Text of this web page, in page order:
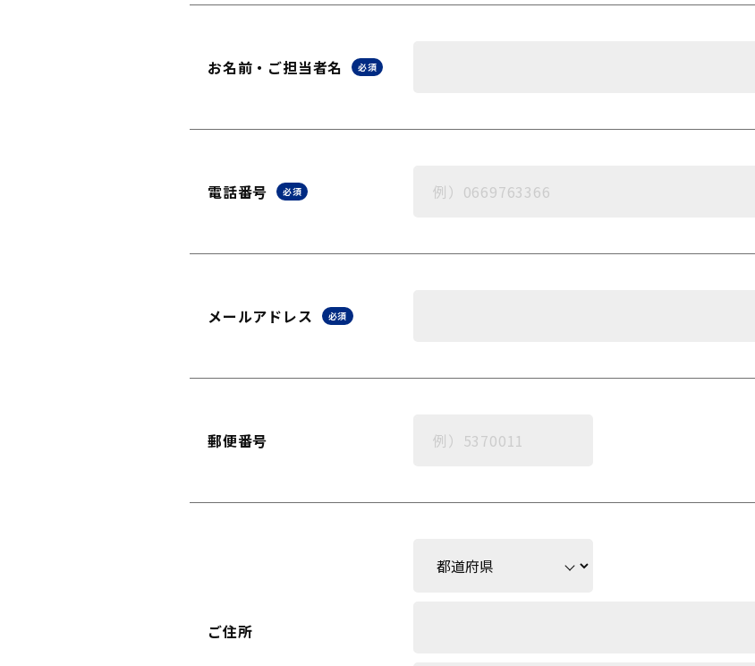
お名前・ご担当者名 必須
電話番号 必須
メールアドレス 必須
郵便番号
ご住所